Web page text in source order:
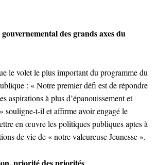
des grands axes du
le volet le plus important du programme du
: « Notre premier défi est de répondre
aspirations à plus d’épanouissement et
souligne-t-il et affirme avoir engagé le
en œuvre les politiques publiques aptes à
de vie de « notre valeureuse Jeunesse ».
priorité des priorités